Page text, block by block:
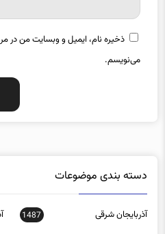
ذخیره نام، ایمیل و وبسایت من در
می‌نویسم.
دسته بندی موضوعات
آذربایجان شرقی 1487